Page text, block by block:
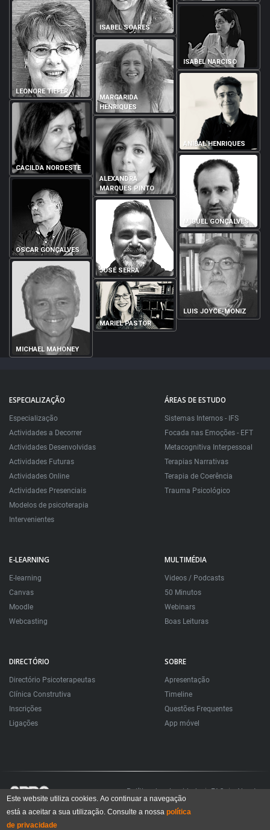
ISABEL SOARES
LEONORE TIEFER
ISABEL NARCISO
MARGARIDA
HENRIQUES
ANÍBAL HENRIQUES
CACILDA NORDESTE
ALEXANDRA
MARQUES PINTO
MIGUEL GONÇALVES
OSCAR GONÇALVES
JOSÉ SERRA
LUIS JOYCE-MONIZ
MICHAEL MAHONEY
MARIEL PASTOR
ESPECIALIZAÇÃO
Especialização
Actividades a Decorrer
Actividades Desenvolvidas
Actividades Futuras
Actividades Online
Actividades Presenciais
Modelos de psicoterapia
Intervenientes
ÁREAS DE ESTUDO
Sistemas Internos - IFS
Focada nas Emoções - EFT
Metacognitiva Interpessoal
Terapias Narrativas
Terapia de Coerência
Trauma Psicológico
E-LEARNING
E-learning
Canvas
Moodle
Webcasting
MULTIMÉDIA
Videos / Podcasts
50 Minutos
Webinars
Boas Leituras
DIRECTÓRIO
Directório Psicoterapeutas
Clínica Construtiva
Inscrições
Ligações
SOBRE
Apresentação
Timeline
Questões Frequentes
App móvel
Política de privacidade FAQ About
Todos os direitos reservados. Sociedade Portuguesa de Psicoterapias Construtivistas
© 2006 – 2024
Este website utiliza cookies. Ao continuar a navegação
está a aceitar a sua utilização. Consulte a nossapolítica
de privacidade